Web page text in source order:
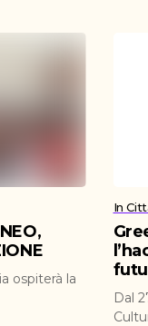
ospiterà la
In
Dal